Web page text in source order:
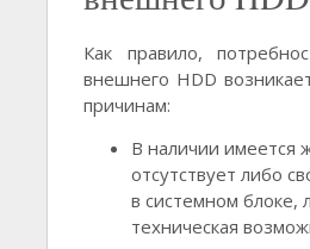
Как правило,
внешнего HDD
причинам:
В наличии имеется
отсутствует либо
в системном блоке,
техническая